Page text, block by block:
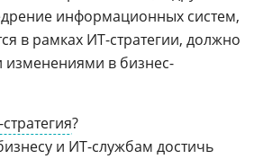
информационных систем,
в рамках ИТ-стратегии, должно
изменениями в бизнес-
?
и ИТ-службам достичь